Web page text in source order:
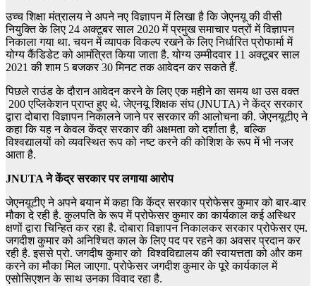
उच्च शिक्षा मंत्रालय ने अपने नए विज्ञापन में लिखा है कि जेएनयू की वीसी
नियुक्ति के लिए 24 अक्टूबर साल 2020 में प्रमुख समाचार पत्रों में विज्ञापन
निकाला गया था. चयन में व्यापक विकल्प रखने के लिए निर्धारित प्रोफार्मा में
योग्य कैंडिडेट को आमंत्रित किया जाता है. योग्य उम्मीदवार 11 अक्टूबर साल
2021 की शाम 5 बजकर 30 मिनट तक आवेदन कर सकते हैं.
पिछले राउंड के दौरान आवेदन करने के लिए एक महीने का समय था उस वक्त
200 एप्लिकेशन प्राप्त हुए थे. जेएनयू शिक्षक संघ (JNUTA) ने केंद्र सरकार
द्वारा दोबारा विज्ञापन निकालने जाने पर सरकार की आलोचना की. जेएनयूटीए ने
कहा कि यह न केवल केंद्र सरकार की अक्षमता को दर्शाता है, बल्कि
विश्वद्यालयों को व्यवस्थित रूप को नष्ट करने की कोशिश के रूप में भी नजर
आता है.
JNUTA ने केंद्र सरकार पर लगाया आरोप
जेएनयूटीए ने अपने बयान में कहा कि केंद्र सरकार प्रोफेसर कुमार को बार-बार
मौका दे रही है. कुलपति के रूप में प्रोफेसर कुमार का कार्यकाल कई अस्थिर
क्षणों द्वारा चिन्हित कर रहा है. दोबारा विज्ञापन निकालकर सरकार प्रोफेसर एम.
जगदीश कुमार को अनिश्चित काल के लिए पद पर रहने का अवसर प्रदान कर
रही है. इससे प्रो. जगदीष कुमार को विश्वविद्यालय की स्वायत्तता को और कम
करने का मौका मिल जाएगा. प्रोफेसर जगदीश कुमार के पूरे कार्यकाल में
एसोसिएशन के साथ उनका विवाद रहा है.